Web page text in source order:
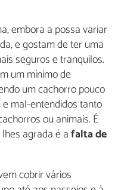
embora a possa variar
e gostam de ter uma
seguros e tranquilos.
um mínimo de
um cachorro pouco
mal-entendidos tanto
ou animais. É
agrada é afalta de
cobrir vários